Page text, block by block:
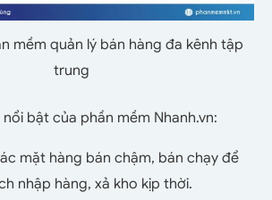
mềm quản lý bán hàng đa kênh tập
trung
bật của phần mềm Nhanh.vn:
mặt hàng bán chậm, bán chạy để
nhập hàng, xả kho kịp thời.